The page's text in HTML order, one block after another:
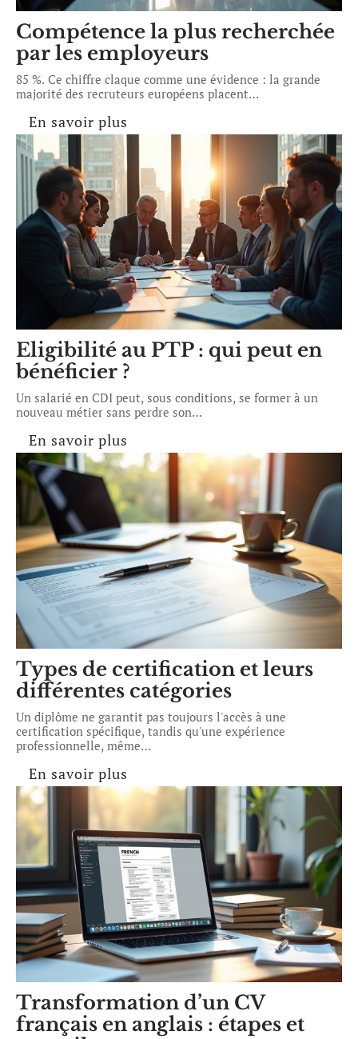
Compétence la plus recherchée
par les employeurs
85 %. Ce chiffre claque comme une évidence : la grande
majorité des recruteurs européens placent…
En savoir plus
Eligibilité au PTP : qui peut en
bénéficier ?
Un salarié en CDI peut, sous conditions, se former à un
nouveau métier sans perdre son…
En savoir plus
Types de certification et leurs
différentes catégories
Un diplôme ne garantit pas toujours l'accès à une
certification spécifique, tandis qu'une expérience
professionnelle, même…
En savoir plus
Transformation d’un CV
français en anglais : étapes et